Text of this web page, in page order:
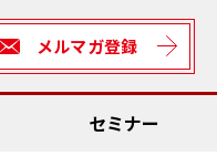
メルマガ登録
セミナー